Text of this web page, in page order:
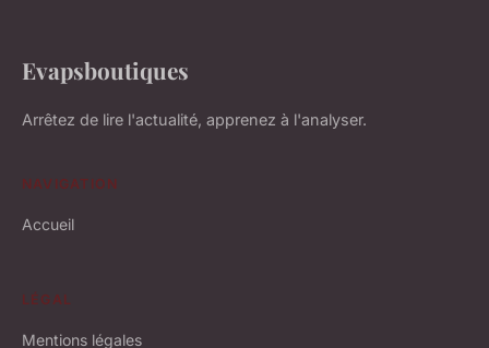
Evapsboutiques
Arrêtez de lire l'actualité, apprenez à l'analyser.
NAVIGATION
Accueil
LÉGAL
Mentions légales